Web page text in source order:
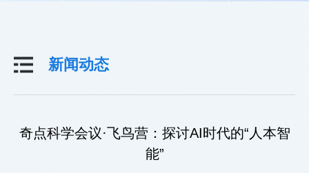
新闻动态
奇点科学会议·飞鸟营：探讨AI时代的“人本智
能”